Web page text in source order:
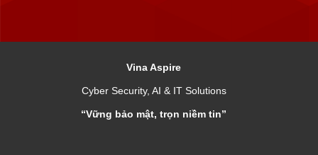
Vina Aspire
Cyber Security, AI & IT Solutions
“Vững bảo mật, trọn niềm tin”